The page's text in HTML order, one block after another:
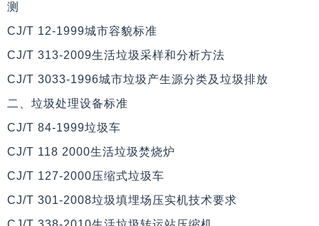
测
CJ/T 12-1999城市容貌标准
CJ/T 313-2009生活垃圾采样和分析方法
CJ/T 3033-1996城市垃圾产生源分类及垃圾排放
二、垃圾处理设备标准
CJ/T 84-1999垃圾车
CJ/T 118 2000生活垃圾焚烧炉
CJ/T 127-2000压缩式垃圾车
CJ/T 301-2008垃圾填埋场压实机技术要求